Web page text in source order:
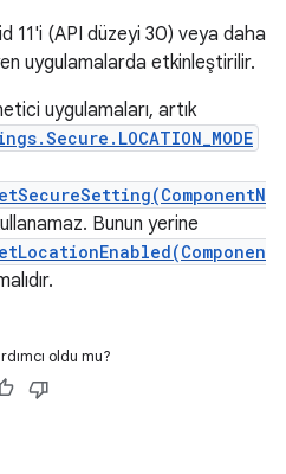
11'i (API düzeyi 30) veya daha
uygulamalarda etkinleştirilir.
uygulamaları, artık
Bunun yerine
oldu mu?